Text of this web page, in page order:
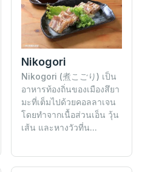
Nikogori
Nikogori (煮こごり) เป็น
อาหารท้องถิ่นของเมืองสึยา
มะที่เต็มไปด้วยคอลลาเจน
โดยทำจากเนื้อส่วนเอ็น วุ้น
เส้น และหางวัวที่น...